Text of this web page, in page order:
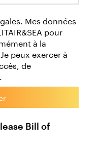
Mes données
pour
à la
peux exercer à
de
Bill of